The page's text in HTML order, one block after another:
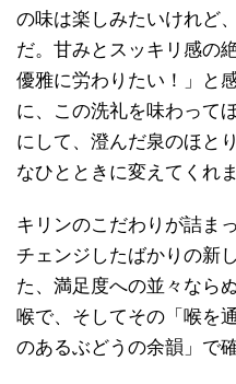
の味は楽しみたいけれど
だ。甘みとスッキリ感の
優雅に労わりたい！」と
に、この洗礼を味わって
にして、澄んだ泉のほと
なひとときに変えてくれま
キリンのこだわりが詰ま
チェンジしたばかりの新
た、満足度への並々なら
喉で、そしてその「喉を
のあるぶどうの余韻」で